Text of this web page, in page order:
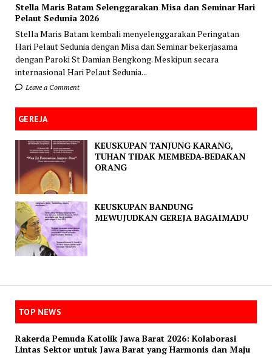
Stella Maris Batam Selenggarakan Misa dan Seminar Hari
Pelaut Sedunia 2026
Stella Maris Batam kembali menyelenggarakan Peringatan
Hari Pelaut Sedunia dengan Misa dan Seminar bekerjasama
dengan Paroki St Damian Bengkong. Meskipun secara
internasional Hari Pelaut Sedunia...
Leave a Comment
GEREJA
KEUSKUPAN TANJUNG KARANG,
TUHAN TIDAK MEMBEDA-BEDAKAN
ORANG
KEUSKUPAN BANDUNG
MEWUJUDKAN GEREJA BAGAIMADU
TOP NEWS
Rakerda Pemuda Katolik Jawa Barat 2026: Kolaborasi
Lintas Sektor untuk Jawa Barat yang Harmonis dan Maju